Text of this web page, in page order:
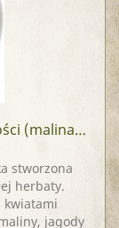
cytryna, goji)
stworzona
herbaty.
kwiatami
jagody